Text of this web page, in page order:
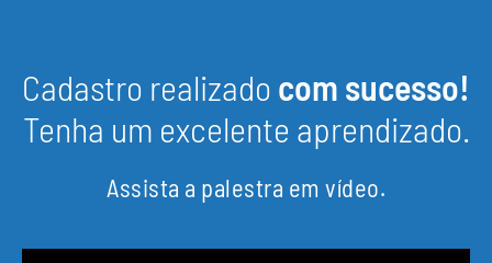
Cadastro realizado com sucesso!
Tenha um excelente aprendizado.
Assista a palestra em vídeo.